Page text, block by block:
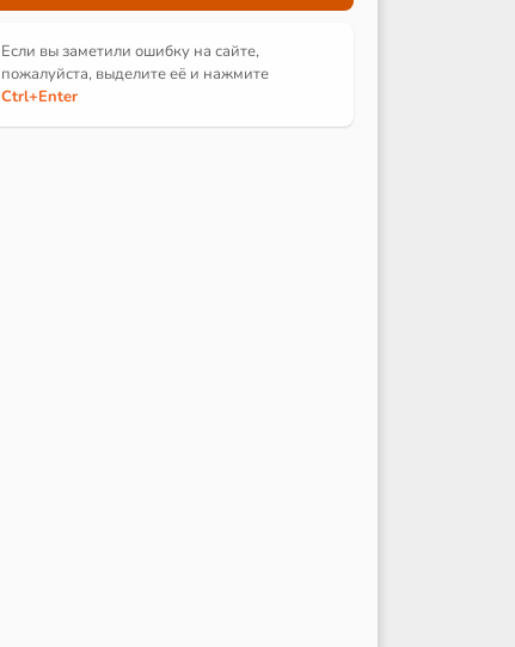
Если вы заметили ошибку на сайте,
пожалуйста, выделите её и нажмите
Ctrl+Enter